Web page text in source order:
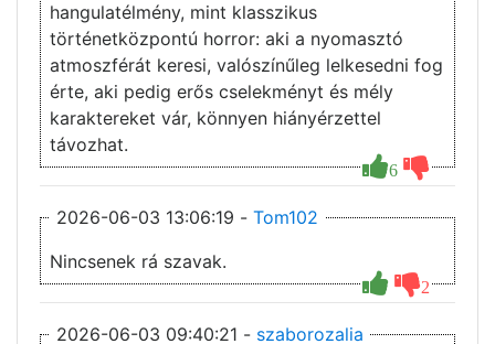
6
hangulatélmény, mint klasszikus
történetközpontú horror: aki a nyomasztó
atmoszférát keresi, valószínűleg lelkesedni fog
érte, aki pedig erős cselekményt és mély
karaktereket vár, könnyen hiányérzettel
távozhat.
2026-06-03 13:06:19 - Tom102
2
Nincsenek rá szavak.
2026-06-03 09:40:21 - szaborozalia